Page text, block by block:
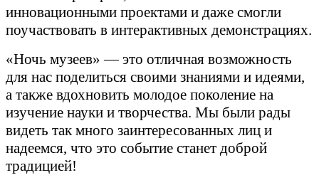
инновационными проектами и даже смогли
поучаствовать в интерактивных демонстрациях.
«Ночь музеев» — это отличная возможность
для нас поделиться своими знаниями и идеями,
а также вдохновить молодое поколение на
изучение науки и творчества. Мы были рады
видеть так много заинтересованных лиц и
надеемся, что это событие станет доброй
традицией!